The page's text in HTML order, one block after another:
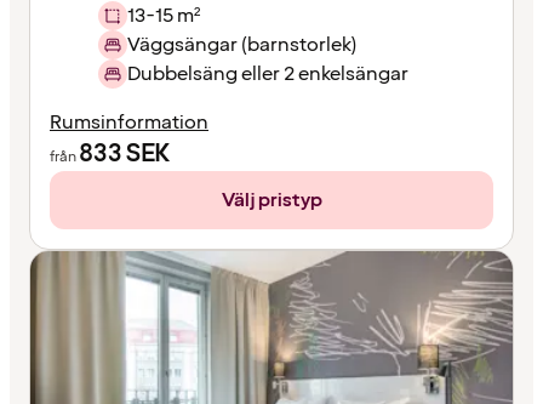
13-15 m²
Väggsängar (barnstorlek)
Dubbelsäng eller 2 enkelsängar
Rumsinformation
från833SEK
Välj pristyp